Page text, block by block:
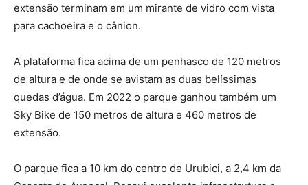
extensão terminam em um mirante de vidro com vista
para cachoeira e o cânion.
A plataforma fica acima de um penhasco de 120 metros
de altura e de onde se avistam as duas belíssimas
quedas d’água. Em 2022 o parque ganhou também um
Sky Bike de 150 metros de altura e 460 metros de
extensão.
O parque fica a 10 km do centro de Urubici, a 2,4 km da